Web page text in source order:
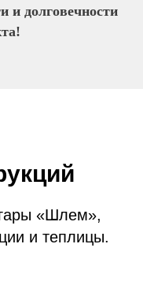
и долговечности
«Шлем»,
и теплицы.